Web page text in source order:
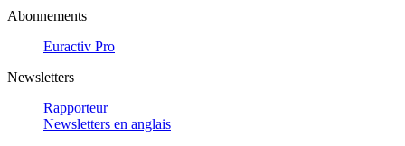
Abonnements
Euractiv Pro
Newsletters
Rapporteur
Newsletters en anglais